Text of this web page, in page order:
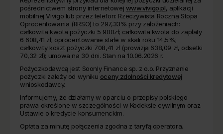
pośrednictwem strony internetowej www.vivigo.pl, aplikacji
mobilnej Vivigo lub przez telefon: Rzeczywista Roczna Stopa
Oprocentowania (RRSO) to 297,33% przy założeniach:
całkowita kwota pożyczki 5 900zł; całkowita kwota do zapłaty
6 608,41 zł; oprocentowanie stałe w skali roku 14,5%;
całkowity koszt pożyczki 708,41 zł (prowizja 638,09 zł, odsetki
70,32 zł); umowa na 30 dni. Stan na 10.06.2026 r.
Pożyczkodawcą jest Soonly Finance sp. z o.o. Przyznanie
pożyczki zależy od wyniku oceny zdolności kredytowej
wnioskodawcy.
Informujemy, że działamy w oparciu o przepisy polskiego
prawa określone w szczególności w Kodeksie cywilnym oraz.
Ustawie o kredycie konsumenckim.
Opłata za minutę połączenia zgodna z taryfą operatora.